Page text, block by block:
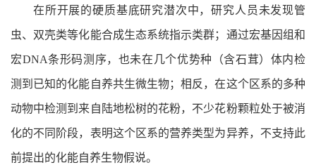
在所开展的硬质基底研究潜次中，研究人员未发现管
虫、双壳类等化能合成生态系统指示类群；通过宏基因组和
宏DNA条形码测序，也未在几个优势种（含石茸）体内检
测到已知的化能自养共生微生物；相反，在这个区系的多种
动物中检测到来自陆地松树的花粉，不少花粉颗粒处于被消
化的不同阶段，表明这个区系的营养类型为异养，不支持此
前提出的化能自养生物假说。